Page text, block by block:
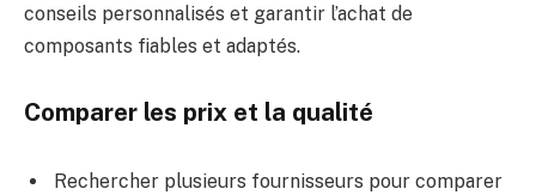
conseils personnalisés et garantir l’achat de
composants fiables et adaptés.
Comparer les prix et la qualité
Rechercher plusieurs fournisseurs pour comparer